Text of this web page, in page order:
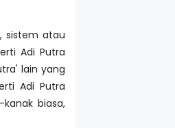
sistem atau
Adi Putra
lain yang
Adi Putra
biasa,